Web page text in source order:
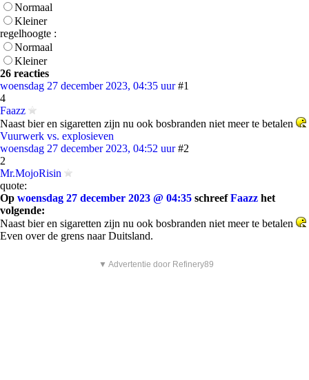
Normaal
Kleiner
regelhoogte :
Normaal
Kleiner
26 reacties
woensdag 27 december 2023, 04:35 uur #1
4
Faazz
Naast bier en sigaretten zijn nu ook bosbranden niet meer te betalen
Vuurwerk vs. explosieven
woensdag 27 december 2023, 04:52 uur #2
2
Mr.MojoRisin
quote:
Op woensdag 27 december 2023 @ 04:35 schreefFaazz het
volgende:
Naast bier en sigaretten zijn nu ook bosbranden niet meer te betalen
Even over de grens naar Duitsland.
▼ Advertentie door Refinery89